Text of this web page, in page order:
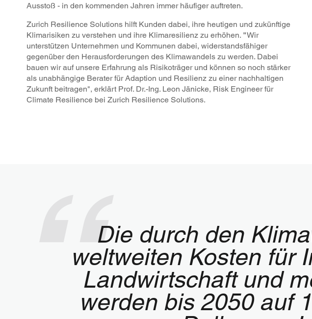
Ausstoß - in den kommenden Jahren immer häufiger auftreten.
Zurich Resilience Solutions hilft Kunden dabei, ihre heutigen und zukünftige
Klimarisiken zu verstehen und ihre Klimaresilienz zu erhöhen. "Wir
unterstützen Unternehmen und Kommunen dabei, widerstandsfähiger
gegenüber den Herausforderungen des Klimawandels zu werden. Dabei
bauen wir auf unsere Erfahrung als Risikoträger und können so noch stärker
als unabhängige Berater für Adaption und Resilienz zu einer nachhaltigen
Zukunft beitragen", erklärt Prof. Dr.-Ing. Leon Jänicke, Risk Engineer für
Climate Resilience bei Zurich Resilience Solutions.
Die durch den
weltweiten Kosten für
Landwirtschaft und
werden bis 2050 auf